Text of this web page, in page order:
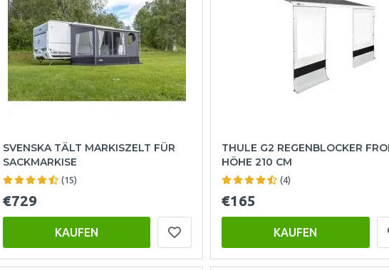
SVENSKA TÄLT MARKISZELT FÜR
SACKMARKISE
(15)
€729
KAUFEN
THULE G2 REGENBLOCKER
HÖHE 210 CM
(4)
€165
KAUFEN